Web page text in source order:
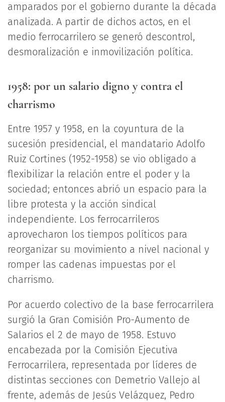
amparados por el gobierno durante la década
analizada. A partir de dichos actos, en el
medio ferrocarrilero se generó descontrol,
desmoralización e inmovilización política.
1958: por un salario digno y contra el
charrismo
Entre 1957 y 1958, en la coyuntura de la
sucesión presidencial, el mandatario Adolfo
Ruiz Cortines (1952-1958) se vio obligado a
flexibilizar la relación entre el poder y la
sociedad; entonces abrió un espacio para la
libre protesta y la acción sindical
independiente. Los ferrocarrileros
aprovecharon los tiempos políticos para
reorganizar su movimiento a nivel nacional y
romper las cadenas impuestas por el
charrismo.
Por acuerdo colectivo de la base ferrocarrilera
surgió la Gran Comisión Pro-Aumento de
Salarios el 2 de mayo de 1958. Estuvo
encabezada por la Comisión Ejecutiva
Ferrocarrilera, representada por líderes de
distintas secciones con Demetrio Vallejo al
frente, además de Jesús Velázquez, Pedro